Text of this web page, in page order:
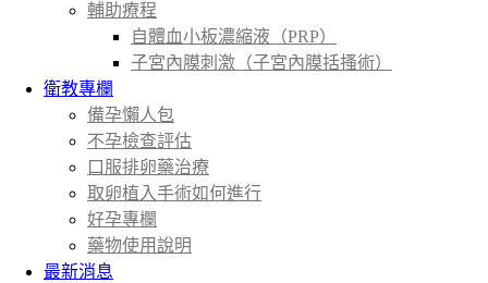
輔助療程
自體血小板濃縮液（PRP）
子宮內膜刺激（子宮內膜括搔術）
衛教專欄
備孕懶人包
不孕檢查評估
口服排卵藥治療
取卵植入手術如何進行
好孕專欄
藥物使用說明
最新消息